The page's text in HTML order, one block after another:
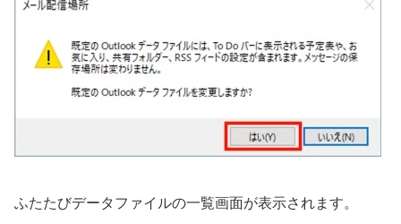
ふたたびデータファイルの一覧画面が表示されます。